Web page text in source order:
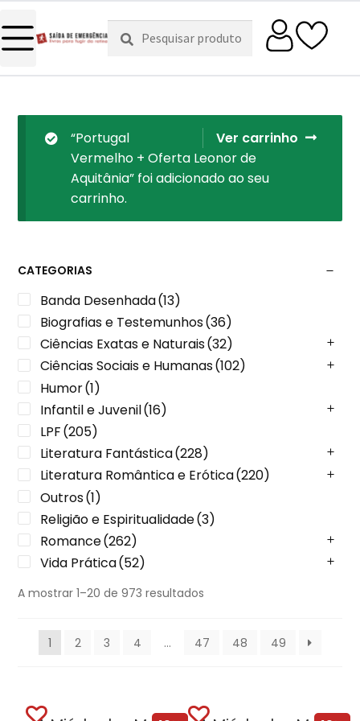
Pesquisar
por:
Pesquisa
Ver carrinho
“Portugal
Vermelho + Oferta Leonor de
Aquitânia” foi adicionado ao seu
carrinho.
CATEGORIAS
Banda Desenhada(13)
Biografias e Testemunhos(36)
Ciências Exatas e Naturais(32)
Ciências Sociais e Humanas(102)
Humor(1)
Infantil e Juvenil(16)
LPF(205)
Literatura Fantástica(228)
Literatura Romântica e Erótica(220)
Outros(1)
Religião e Espiritualidade(3)
Romance(262)
Vida Prática(52)
A mostrar 1–20 de 973 resultados
1 2 3 4 … 47 48 49